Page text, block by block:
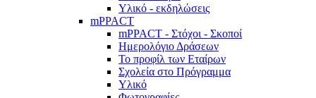
Υλικό - εκδηλώσεις
mPPACT
mPPACT - Στόχοι - Σκοποί
Ημερολόγιο Δράσεων
Το προφίλ των Εταίρων
Σχολεία στο Πρόγραμμα
Υλικό